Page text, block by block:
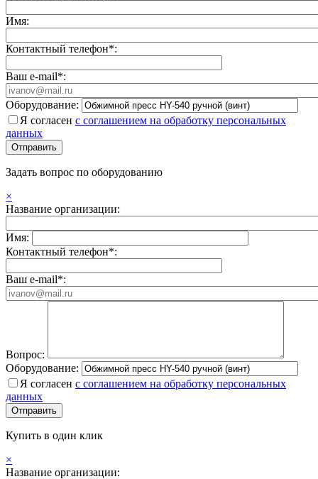
Имя:
Контактный телефон*:
Ваш e-mail*:
Оборудование:
Я согласен с соглашением на обработку персональных
данных
Задать вопрос по оборудованию
×
Название организации:
Имя:
Контактный телефон*:
Ваш e-mail*:
Вопрос:
Оборудование:
Я согласен с соглашением на обработку персональных
данных
Купить в один клик
×
Название организации: